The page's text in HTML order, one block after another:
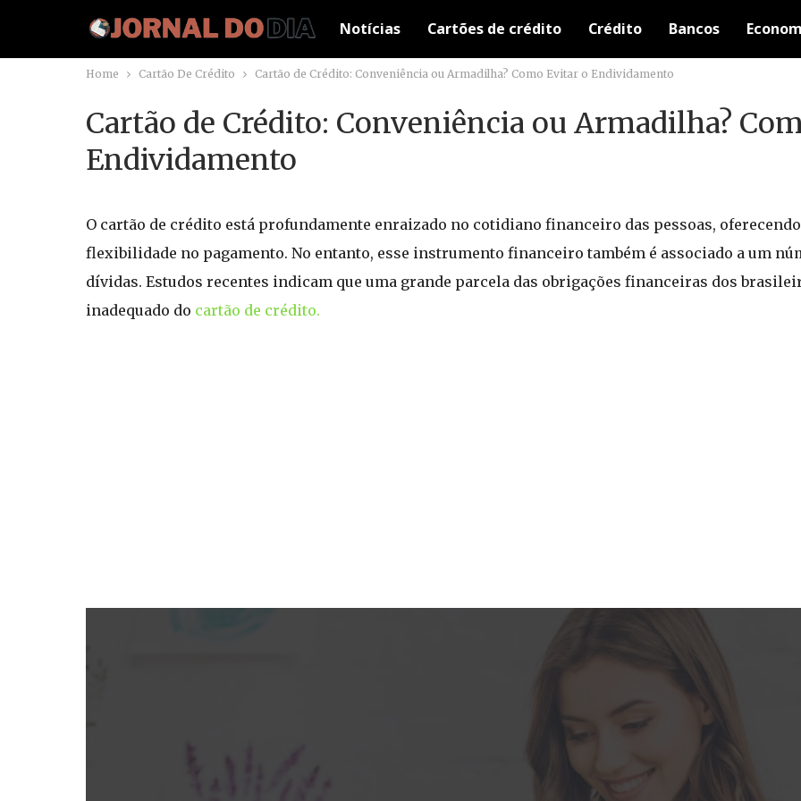
Notícias Cartões de crédito Crédito Bancos
Home Cartão De Crédito Cartão de Crédito: Conveniência ou Armadilha? Como Evitar o Endividamento
Cartão de Crédito: Conveniência ou Armadilha?
Endividamento
O cartão de crédito está profundamente enraizado no cotidiano financeiro das pessoas,
flexibilidade no pagamento. No entanto, esse instrumento financeiro também é associado a um
dívidas. Estudos recentes indicam que uma grande parcela das obrigações financeiras dos
inadequado do cartão de crédito.